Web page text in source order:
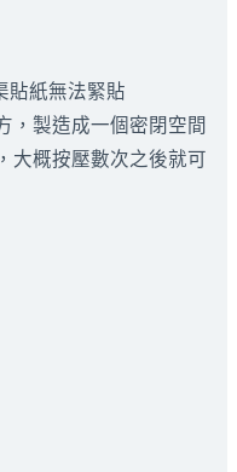
貼紙無法緊貼
，製造成一個密閉空間
大概按壓數次之後就可